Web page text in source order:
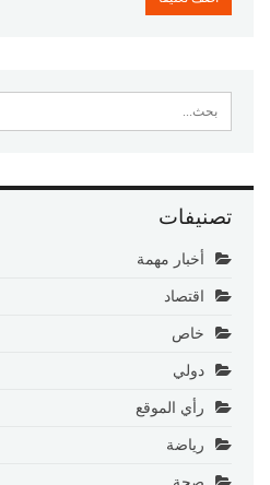
تصنيفات
أخبار مهمة
اقتصاد
خاص
دولي
رأي الموقع
رياضة